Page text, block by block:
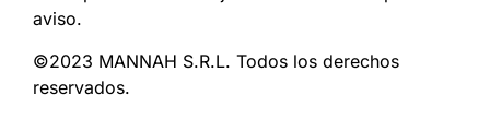
aviso.
©2023 MANNAH S.R.L. Todos los derechos
reservados.